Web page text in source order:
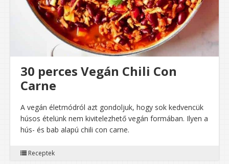
30 perces Vegán Chili Con
Carne
A vegán életmódról azt gondoljuk, hogy sok kedvencük
húsos ételünk nem kivitelezhető vegán formában. Ilyen a
hús- és bab alapú chili con carne.
Receptek